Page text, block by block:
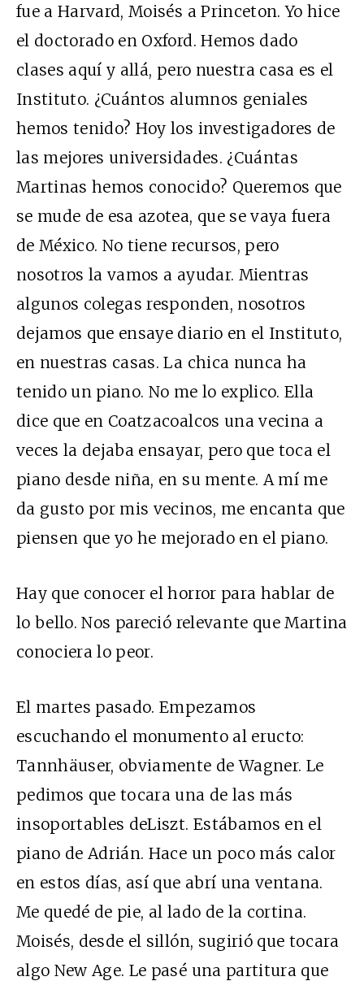
fue a Harvard, Moisés a Princeton. Yo hice
el doctorado en Oxford. Hemos dado
clases aquí y allá, pero nuestra casa es el
Instituto. ¿Cuántos alumnos geniales
hemos tenido? Hoy los investigadores de
las mejores universidades. ¿Cuántas
Martinas hemos conocido? Queremos que
se mude de esa azotea, que se vaya fuera
de México. No tiene recursos, pero
nosotros la vamos a ayudar. Mientras
algunos colegas responden, nosotros
dejamos que ensaye diario en el Instituto,
en nuestras casas. La chica nunca ha
tenido un piano. No me lo explico. Ella
dice que en Coatzacoalcos una vecina a
veces la dejaba ensayar, pero que toca el
piano desde niña, en su mente. A mí me
da gusto por mis vecinos, me encanta que
piensen que yo he mejorado en el piano.
Hay que conocer el horror para hablar de
lo bello. Nos pareció relevante que Martina
conociera lo peor.
El martes pasado. Empezamos
escuchando el monumento al eructo:
Tannhäuser, obviamente de Wagner. Le
pedimos que tocara una de las más
insoportables deLiszt. Estábamos en el
piano de Adrián. Hace un poco más calor
en estos días, así que abrí una ventana.
Me quedé de pie, al lado de la cortina.
Moisés, desde el sillón, sugirió que tocara
algo New Age. Le pasé una partitura que